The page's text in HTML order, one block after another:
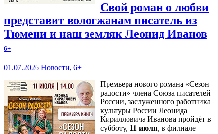
Свой роман о любви
представит вологжанам писатель из
Тюмени и наш земляк Леонид Иванов
6+
01.07.2026 Новости, 6+
Премьера нового романа «Сезон
радости» члена Союза писателей
России, заслуженного работника
культуры России Леонида
Кирилловича Иванова пройдёт в
субботу, 11 июля, в филиале